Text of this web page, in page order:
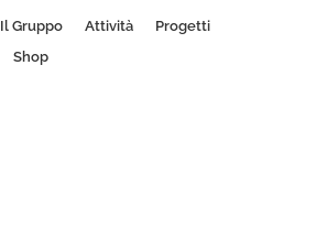
Il Gruppo Attività
Progetti
Shop